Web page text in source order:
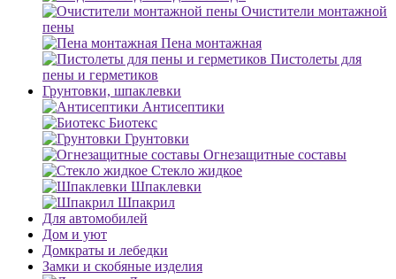
Очистители монтажной
пены
Пена монтажная
Пистолеты для
пены и герметиков
Грунтовки, шпаклевки
Антисептики
Биотекс
Грунтовки
Огнезащитные составы
Стекло жидкое
Шпаклевки
Шпакрил
Для автомобилей
Дом и уют
Домкраты и лебедки
Замки и скобяные изделия